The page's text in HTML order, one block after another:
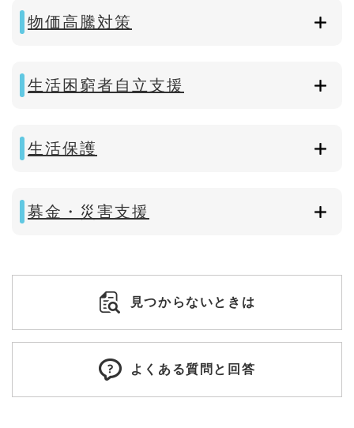
物価高騰対策
生活困窮者自立支援
生活保護
募金・災害支援
見つからないときは
よくある質問と回答